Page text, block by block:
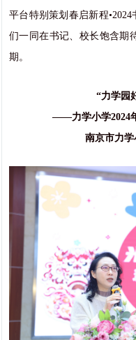
平台特别策划春启新程
们一同在书记、校长饱含期
期。
“力学园
——力学小学2024
南京市力